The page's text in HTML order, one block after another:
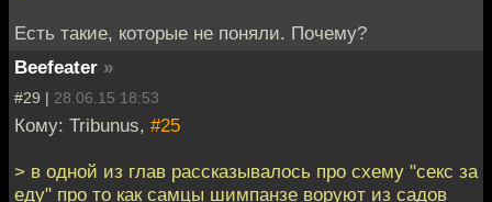
Есть такие, которые не поняли. Почему?
Beefeater »
#29 | 28.06.15 18:53
Кому: Tribunus, #25
> в одной из глав рассказывалось про схему "секс за
еду" про то как самцы шимпанзе воруют из садов